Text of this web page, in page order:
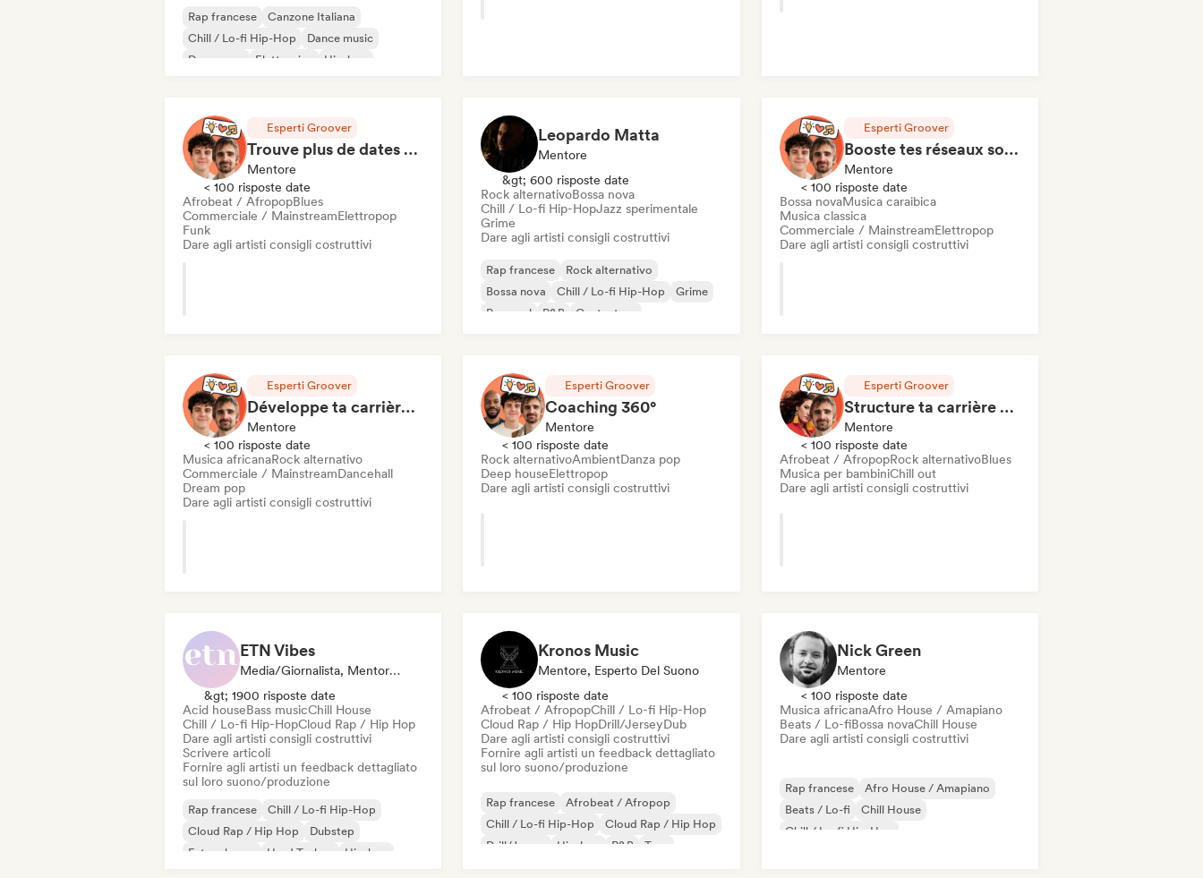
Rap francese
Canzone Italiana
Chill / Lo-fi Hip-Hop
Dance music
Danza pop
Elettronica
Hip-hop
Esperti Groover
Trouve plus de dates en 1h de Coaching
Mentore
< 100 risposte date
Afrobeat / AfropopBlues
Commerciale / MainstreamElettropop
Funk
Dare agli artisti consigli costruttivi
Leopardo Matta
Mentore
&gt; 600 risposte date
Rock alternativoBossa nova
Chill / Lo-fi Hip-HopJazz sperimentale
Grime
Dare agli artisti consigli costruttivi
Rap francese
Rock alternativo
Bossa nova
Chill / Lo-fi Hip-Hop
Grime
Pop soul
R&B Cantautore
Esperti Groover
Booste tes réseaux sociaux en 1h de Coaching
Mentore
< 100 risposte date
Bossa novaMusica caraibica
Musica classica
Commerciale / MainstreamElettropop
Dare agli artisti consigli costruttivi
Esperti Groover
Développe ta carrière en 1h de Coaching
Mentore
< 100 risposte date
Musica africanaRock alternativo
Commerciale / MainstreamDancehall
Dream pop
Dare agli artisti consigli costruttivi
Esperti Groover
Coaching 360°
Mentore
< 100 risposte date
Rock alternativoAmbientDanza pop
Deep houseElettropop
Dare agli artisti consigli costruttivi
Esperti Groover
Structure ta carrière en 1h de Coaching
Mentore
< 100 risposte date
Afrobeat / AfropopRock alternativoBlues
Musica per bambiniChill out
Dare agli artisti consigli costruttivi
ETN Vibes
Media/Giornalista, Mentore, Esperto Del Suono
&gt; 1900 risposte date
Acid houseBass musicChill House
Chill / Lo-fi Hip-HopCloud Rap / Hip Hop
Dare agli artisti consigli costruttivi
Scrivere articoli
Fornire agli artisti un feedback dettagliato
sul loro suono/produzione
Rap francese
Chill / Lo-fi Hip-Hop
Cloud Rap / Hip Hop
Dubstep
Future house
Hard Techno
Hip-hop
Kronos Music
Mentore, Esperto Del Suono
< 100 risposte date
Afrobeat / AfropopChill / Lo-fi Hip-Hop
Cloud Rap / Hip HopDrill/JerseyDub
Dare agli artisti consigli costruttivi
Fornire agli artisti un feedback dettagliato
sul loro suono/produzione
Rap francese
Afrobeat / Afropop
Chill / Lo-fi Hip-Hop
Cloud Rap / Hip Hop
Drill/Jersey
Hip-hop R&B Trap
Nick Green
Mentore
< 100 risposte date
Musica africanaAfro House / Amapiano
Beats / Lo-fiBossa novaChill House
Dare agli artisti consigli costruttivi
Rap francese
Afro House / Amapiano
Beats / Lo-fi
Chill House
Chill / Lo-fi Hip-Hop